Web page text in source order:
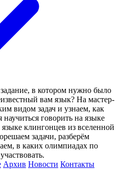
в котором нужно было
вам язык? На мастер-
видом задач и узнаем, как
говорить на языке
клингонцев из вселенной
задачи, разберём
в каких олимпиадах по
Архив Новости Контакты